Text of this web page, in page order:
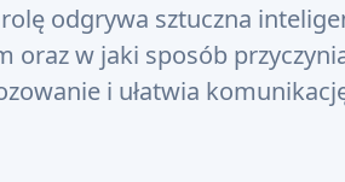
odgrywa sztuczna
oraz w jaki sposób
i ułatwia